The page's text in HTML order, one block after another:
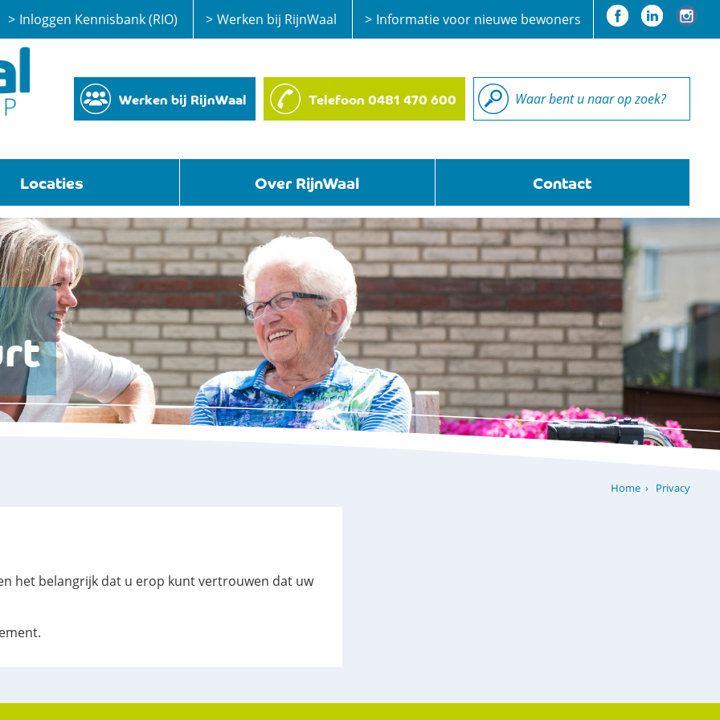
Inloggen Kennisbank (RIO) Werken bij RijnWaal Informatie voor nieuwe bewoners
Werken bij RijnWaal Telefoon 0481 470 600
Locaties Over RijnWaal Contact
Home Privacy
het belangrijk dat u erop kunt vertrouwen dat uw